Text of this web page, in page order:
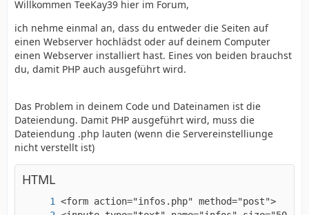
Willkommen TeeKay39 hier im Forum,
ich nehme einmal an, dass du entweder die Seiten auf
einen Webserver hochlädst oder auf deinem Computer
einen Webserver installiert hast. Eines von beiden brauchst
du, damit PHP auch ausgeführt wird.
Das Problem in deinem Code und Dateinamen ist die
Dateiendung. Damit PHP ausgeführt wird, muss die
Dateiendung .php lauten (wenn die Servereinstelliunge
nicht verstellt ist)
HTML